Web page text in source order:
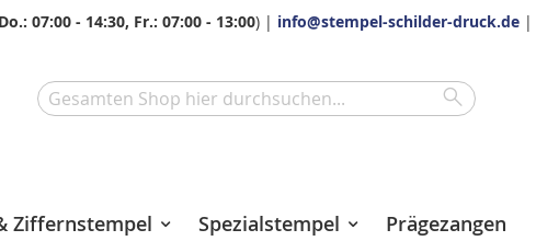
07:00 - 14:30, Fr.: 07:00 - 13:00) | info@stempel-schilder-druck.de |
Search
Ziffernstempel Spezialstempel Prägezangen